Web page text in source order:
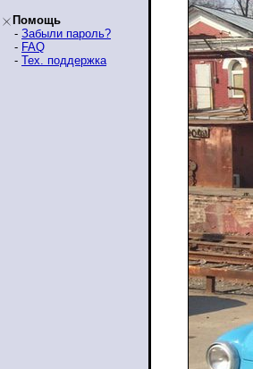
Помощь
- Забыли пароль?
- FAQ
- Тех. поддержка